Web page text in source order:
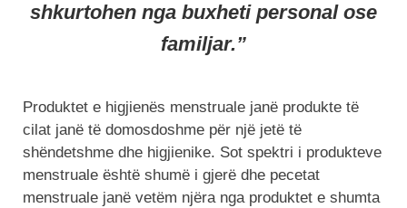
shkurtohen nga buxheti personal ose
familjar.”
Produktet e higjienës menstruale janë produkte të
cilat janë të domosdoshme për një jetë të
shëndetshme dhe higjienike. Sot spektri i produkteve
menstruale është shumë i gjerë dhe pecetat
menstruale janë vetëm njëra nga produktet e shumta